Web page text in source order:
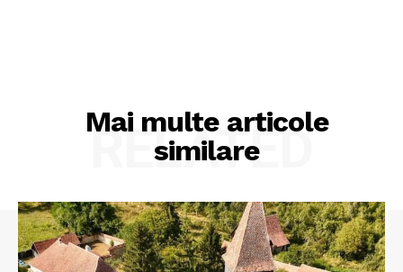
Mai multe articole
similare
RELATED